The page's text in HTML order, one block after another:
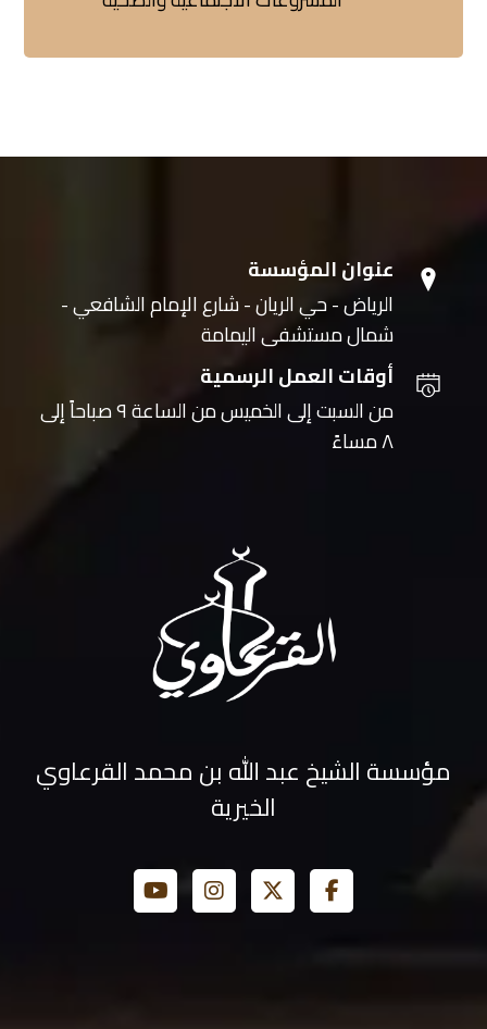
عنوان المؤسسة
الرياض - حي الريان - شارع الإمام الشافعي -
شمال مستشفى اليمامة
أوقات العمل الرسمية
من السبت إلى الخميس من الساعة ٩ صباحاً إلى
٨ مساءً
مؤسسة الشيخ عبد الله بن محمد القرعاوي
الخيرية